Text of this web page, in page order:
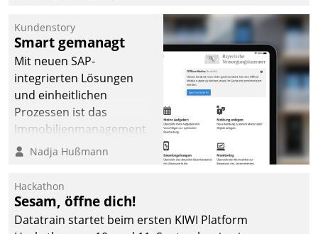
Kundenstory
Smart gemanagt
Mit neuen SAP-
integrierten Lösungen
und einheitlichen
Prozessen ist das
Immobilienmanagement
der Bayerischen
Ressort Kapitalanlage für
künftige Aufgaben und
Herausforderungen
Nadja Hußmann
Hackathon
Sesam, öffne dich!
Datatrain startet beim ersten KIWI Platform